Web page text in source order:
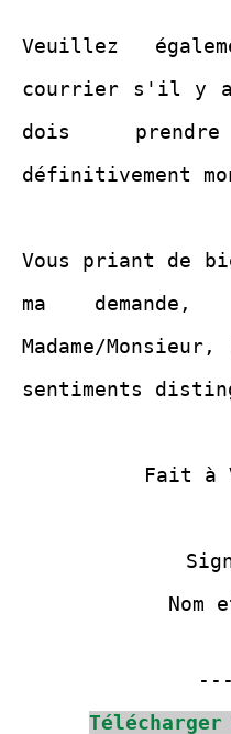
Veuillez
courrier s'il y a
dois
définitivement
Vous priant de
ma
Madame/
sentiments
Fait à
Nom
---
Télécharger